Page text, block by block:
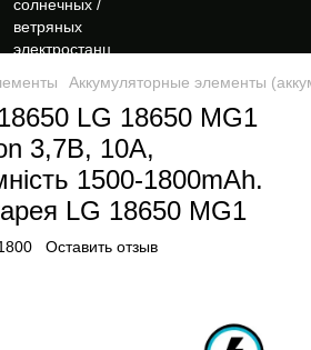
Аккумуляторные элементы
LG 18650 MG1
3,7В, 10A,
1500-1800mAh.
LG 18650 MG1
Оставить отзыв